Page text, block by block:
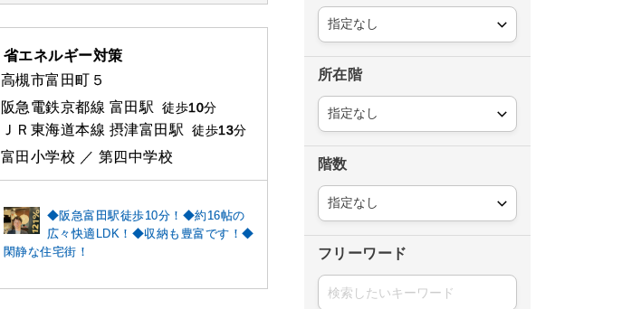
省エネルギー対策
高槻市富田町５
阪急電鉄京都線 富田駅 徒歩10分
ＪＲ東海道本線 摂津富田駅 徒歩13分
富田小学校 ／ 第四中学校
◆阪急富田駅徒歩10分！◆約16帖の
広々快適LDK！◆収納も豊富です！◆
閑静な住宅街！
所在階
階数
フリーワード